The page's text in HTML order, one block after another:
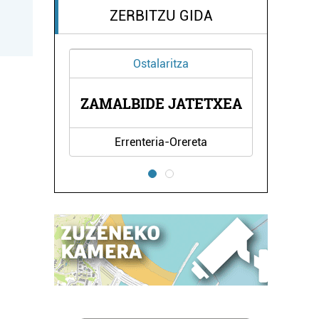
ZERBITZU GIDA
Ostalaritza
ZAMALBIDE JATETXEA
Errenteria-Orereta